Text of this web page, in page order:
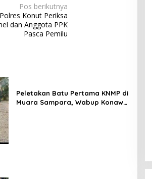
Pos berikutnya
Konut Periksa
dan Anggota PPK
Pasca Pemilu
Peletakan Batu Pertama KNMP di
Muara Sampara, Wabup Konawe